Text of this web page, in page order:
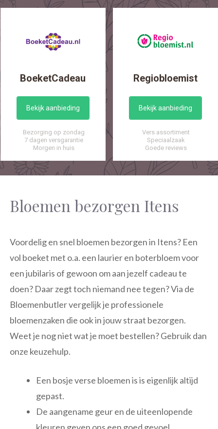
BoeketCadeau
Bekijk aanbieding
Bezorging op zondag
7 dagen versgarantie
Morgen in huis
Regiobloemist
Bekijk aanbieding
Vers assortiment
Speciaalzaak
Goede reviews
Bloemen bezorgen Itens
Voordelig en snel bloemen bezorgen in Itens? Een
vol boeket met o.a. een laurier en boterbloem voor
een jubilaris of gewoon om aan jezelf cadeau te
doen? Daar zegt toch niemand nee tegen? Via de
Bloemenbutler vergelijk je professionele
bloemenzaken die ook in jouw straat bezorgen.
Weet je nog niet wat je moet bestellen? Gebruik dan
onze keuzehulp.
Een bosje verse bloemen is is eigenlijk altijd
gepast.
De aangename geur en de uiteenlopende